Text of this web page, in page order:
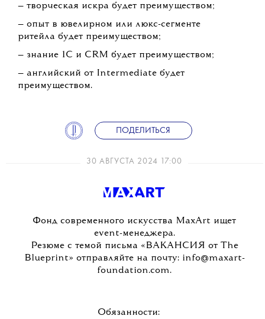
— творческая искра будет преимуществом;
— опыт в ювелирном или люкс-сегменте
ритейла будет преимуществом;
— знание 1С и CRM будет преимуществом;
— английский от Intermediate будет
преимуществом.
ПОДЕЛИТЬСЯ
30 АВГУСТА 2024 17:00
Фонд современного искусства MaxArt ищет
event-менеджера.
Резюме с темой письма «ВАКАНСИЯ от The
Blueprint» отправляйте на почту: info@maxart-
foundation.com.
Обязанности: